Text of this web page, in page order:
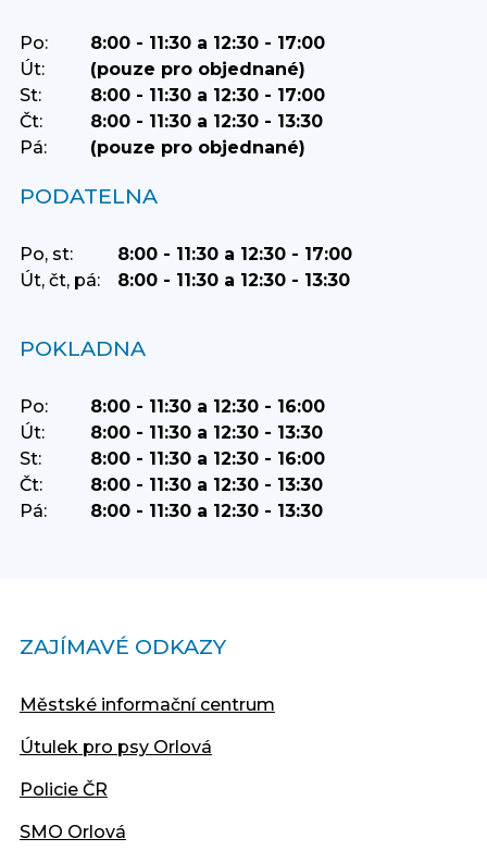
Po:
8:00 - 11:30 a 12:30 - 17:00
Út:
(pouze pro objednané)
St:
8:00 - 11:30 a 12:30 - 17:00
Čt:
8:00 - 11:30 a 12:30 - 13:30
Pá:
(pouze pro objednané)
PODATELNA
Po, st:
8:00 - 11:30 a 12:30 - 17:00
Út, čt, pá:
8:00 - 11:30 a 12:30 - 13:30
POKLADNA
Po:
8:00 - 11:30 a 12:30 - 16:00
Út:
8:00 - 11:30 a 12:30 - 13:30
St:
8:00 - 11:30 a 12:30 - 16:00
Čt:
8:00 - 11:30 a 12:30 - 13:30
Pá:
8:00 - 11:30 a 12:30 - 13:30
ZAJÍMAVÉ ODKAZY
Městské informační centrum
Útulek pro psy Orlová
Policie ČR
SMO Orlová